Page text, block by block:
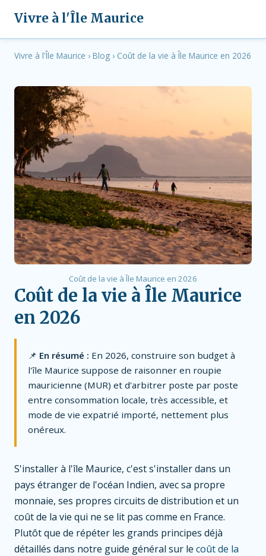
Vivre à l'Île Maurice
Vivre à l'Île Maurice › Blog › Coût de la vie à Île Maurice en 2026
Coût de la vie à Île Maurice en 2026
Coût de la vie à Île Maurice
en 2026
📌 En résumé : En 2026, construire son budget à
l'île Maurice suppose de raisonner en roupie
mauricienne (MUR) et d'arbitrer poste par poste
entre consommation locale, très accessible, et
mode de vie expatrié importé, nettement plus
onéreux.
S'installer à l'île Maurice, c'est s'installer dans un
pays étranger de l'océan Indien, avec sa propre
monnaie, ses propres circuits de distribution et un
coût de la vie qui ne se lit pas comme en France.
Plutôt que de répéter les grands principes déjà
détaillés dans notre guide général sur le coût de la